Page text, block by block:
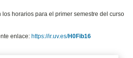
horarios para el primer semestre del curso
enlace: https://ir.uv.es/H0Fib16